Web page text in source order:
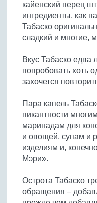
кайенский перец
ингредиенты, как
Табаско
сладкий и многие,
Вкус Табаско едва
попробовать хоть
захочется
Пара капель
пикантности
маринадам для
и овощей, супам и
изделиям и,
Мэри».
Острота Табаско
обращения –